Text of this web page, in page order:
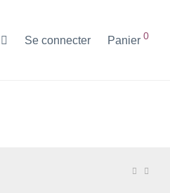
Se connecter Panier 0